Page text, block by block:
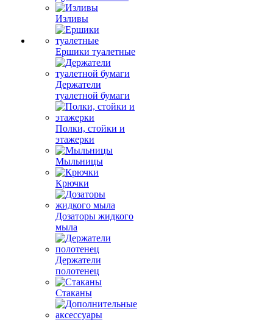
Изливы
Ершики туалетные
Держатели
туалетной бумаги
Полки, стойки и
этажерки
Мыльницы
Крючки
Дозаторы жидкого
мыла
Держатели
полотенец
Стаканы